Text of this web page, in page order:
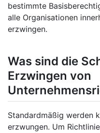
bestimmte
alle Organisationen
erzwingen.
Was sind die
Erzwingen von
Standardmäßig werden
erzwungen. Um